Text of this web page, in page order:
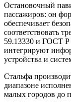
Остановочный
пассажиров: он
обеспечивает
соответствовать
59.13330 и ГОСТ Р
интегрируют
устройства и
Стальфа
диапазоне
малых городов до